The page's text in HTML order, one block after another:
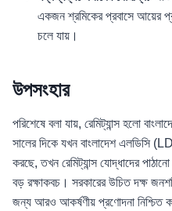
একজন শ্রমিকের প্রবাসে আয়ের
চলে যায়।
উপসংহার
পরিশেষে বলা যায়, রেমিট্যান্স হলো
সালের দিকে যখন বাংলাদেশ এলডিসি
করছে, তখন রেমিট্যান্স যোদ্ধাদের
বড় রক্ষাকবচ। সরকারের উচিত দক্ষ
জন্য আরও আকর্ষণীয় প্রণোদনা নিশ্চিত